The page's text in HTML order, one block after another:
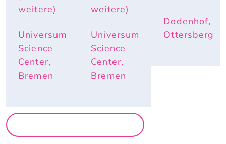
weitere)
Universum
Science
Center,
Bremen
ND E
LEFANTE
IM S
OMMER N
ÜTZLICH
SIND
weitere)
Universum
Science
Center,
Bremen
Dodenhof,
Ottersberg